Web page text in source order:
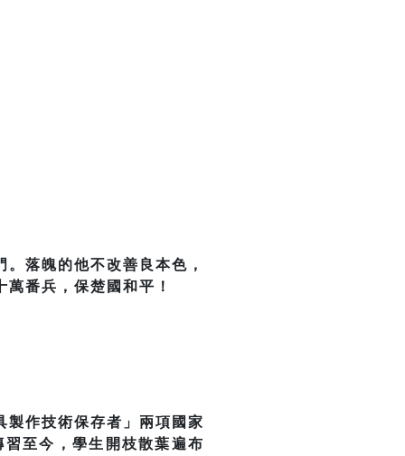
落魄的他不改善良本色，
番兵，保楚國和平！
製作技術保存者」兩項國家
至今，學生開枝散葉遍布